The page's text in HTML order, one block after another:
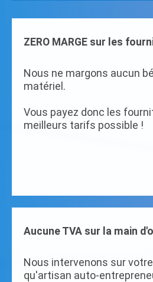
ZERO MARGE sur les
Nous ne margons aucun
matériel.
Vous payez donc les
meilleurs tarifs possible !
Aucune TVA sur la main
Nous intervenons sur
qu'artisan auto-